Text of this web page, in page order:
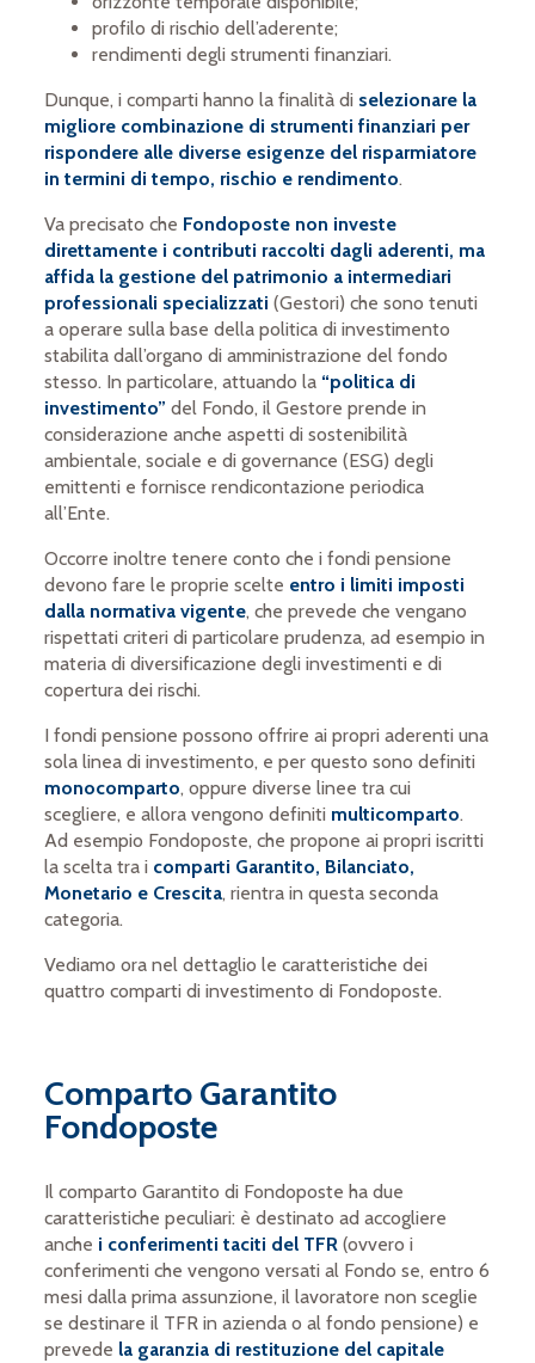
profilo di rischio dell’aderente;
rendimenti degli strumenti finanziari.
Dunque, i comparti hanno la finalità di selezionare la
migliore combinazione di strumenti finanziari per
rispondere alle diverse esigenze del risparmiatore
in termini di tempo, rischio e rendimento.
Va precisato che Fondoposte non investe
direttamente i contributi raccolti dagli aderenti, ma
affida la gestione del patrimonio a intermediari
professionali specializzati(Gestori) che sono tenuti
a operare sulla base della politica di investimento
stabilita dall’organo di amministrazione del fondo
stesso. In particolare, attuando la “politica di
investimento” del Fondo, il Gestore prende in
considerazione anche aspetti di sostenibilità
ambientale, sociale e di governance (ESG) degli
emittenti e fornisce rendicontazione periodica
all’Ente.
Occorre inoltre tenere conto che i fondi pensione
devono fare le proprie scelte entro i limiti imposti
dalla normativa vigente, che prevede che vengano
rispettati criteri di particolare prudenza, ad esempio in
materia di diversificazione degli investimenti e di
copertura dei rischi.
I fondi pensione possono offrire ai propri aderenti una
sola linea di investimento, e per questo sono definiti
monocomparto, oppure diverse linee tra cui
scegliere, e allora vengono definiti multicomparto.
Ad esempio Fondoposte, che propone ai propri iscritti
la scelta tra i comparti Garantito, Bilanciato,
Monetario e Crescita, rientra in questa seconda
categoria.
Vediamo ora nel dettaglio le caratteristiche dei
quattro comparti di investimento di Fondoposte.
Comparto Garantito
Fondoposte
Il comparto Garantito di Fondoposte ha due
caratteristiche peculiari: è destinato ad accogliere
anche i conferimenti taciti del TFR (ovvero i
conferimenti che vengono versati al Fondo se, entro 6
mesi dalla prima assunzione, il lavoratore non sceglie
se destinare il TFR in azienda o al fondo pensione) e
prevede la garanzia di restituzione del capitale